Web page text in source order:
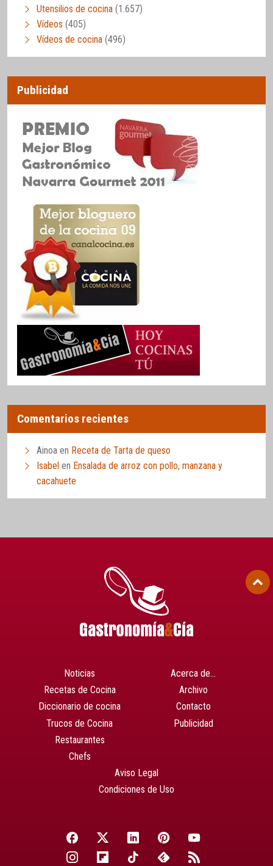
Utensilios de cocina (1.657)
Vídeos (405)
Vídeos de cocina (496)
Publicidad
Comentarios recientes
Ainoa en Receta de Tarta de queso
Isabel en Ensalada de arroz con pollo, manzana y
cacahuete
Noticias
Recetas de Cocina
Diccionario de cocina
Trucos de Cocina
Restaurantes
Chefs
Acerca de…
Archivo
Contacto
Publicidad
Aviso Legal
Condiciones de Uso